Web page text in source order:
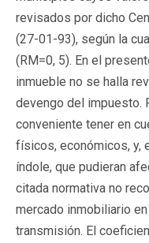
revisados por dicho
(27-01-93), según la
(RM=0, 5). En el
inmueble no se halla
devengo del impuesto.
conveniente tener en
físicos, económicos, y,
índole, que pudieran
citada normativa no
mercado inmobiliario
transmisión. El